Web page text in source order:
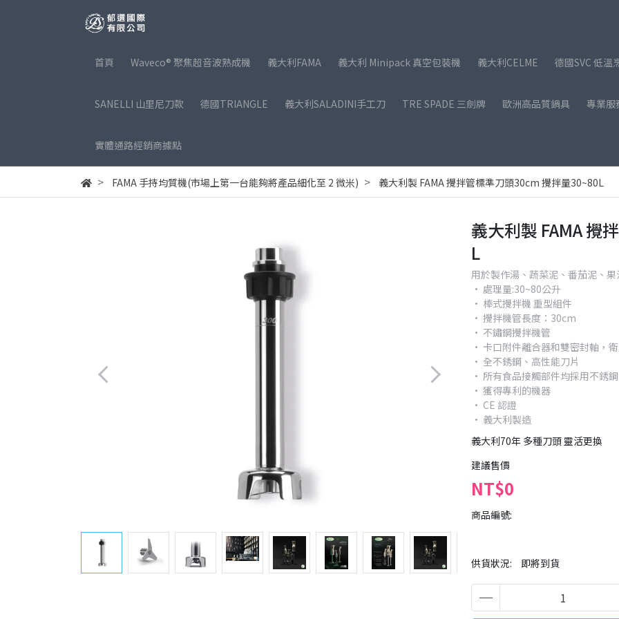
首頁 Waveco® 聚焦超音波熟成機 義大利FAMA 義大利 Minipack 真空包裝機 義大利CELME 德國SVC 低溫
SANELLI 山里尼刀款 德國TRIANGLE 義大利SALADINI手工刀 TRE SPADE 三劍牌 歐洲高品質鍋具 專業服
實體通路經銷商據點
FAMA 手持均質機(市場上第一台能夠將產品細化至 2 微米) 義大利製 FAMA 攪拌管標準刀頭30cm 攪拌量30~80L
義大利製 FAMA 攪
L
用於製作湯、蔬菜泥、番茄泥、
• 處理量:30~80公升
• 棒式攪拌機 重型組件
• 攪拌機管長度：30cm
• 不鏽鋼攪拌機管
• 卡口附件離合器和雙密封軸，
• 全不銹鋼、高性能刀片
• 所有食品接觸部件均採用不銹鋼
• 獲得專利的機器
• CE 認證
• 義大利製造
義大利70年 多種刀頭 靈活更換
建議售價
NT$0
商品編號:
供貨狀況: 即將到貨